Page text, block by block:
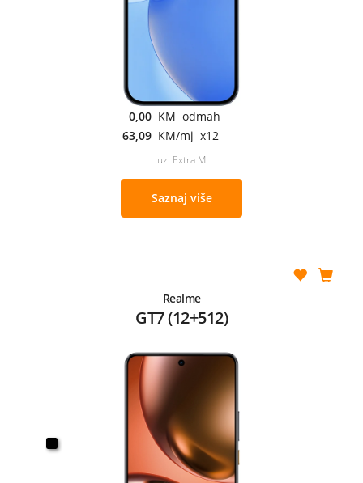
0,00 KM odmah
63,09 KM/mj x12
uz Extra M
Saznaj više
Realme
GT7 (12+512)